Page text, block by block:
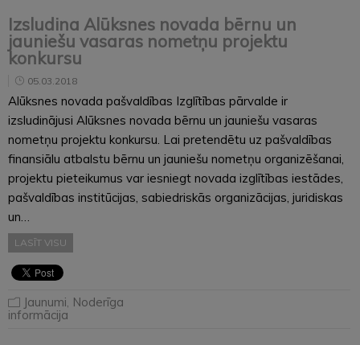
Izsludina Alūksnes novada bērnu un
jauniešu vasaras nometņu projektu
konkursu
05.03.2018
Alūksnes novada pašvaldības Izglītības pārvalde ir
izsludinājusi Alūksnes novada bērnu un jauniešu vasaras
nometņu projektu konkursu. Lai pretendētu uz pašvaldības
finansiālu atbalstu bērnu un jauniešu nometņu organizēšanai,
projektu pieteikumus var iesniegt novada izglītības iestādes,
pašvaldības institūcijas, sabiedriskās organizācijas, juridiskas
un…
LASĪT VISU
Jaunumi, Noderīga
informācija